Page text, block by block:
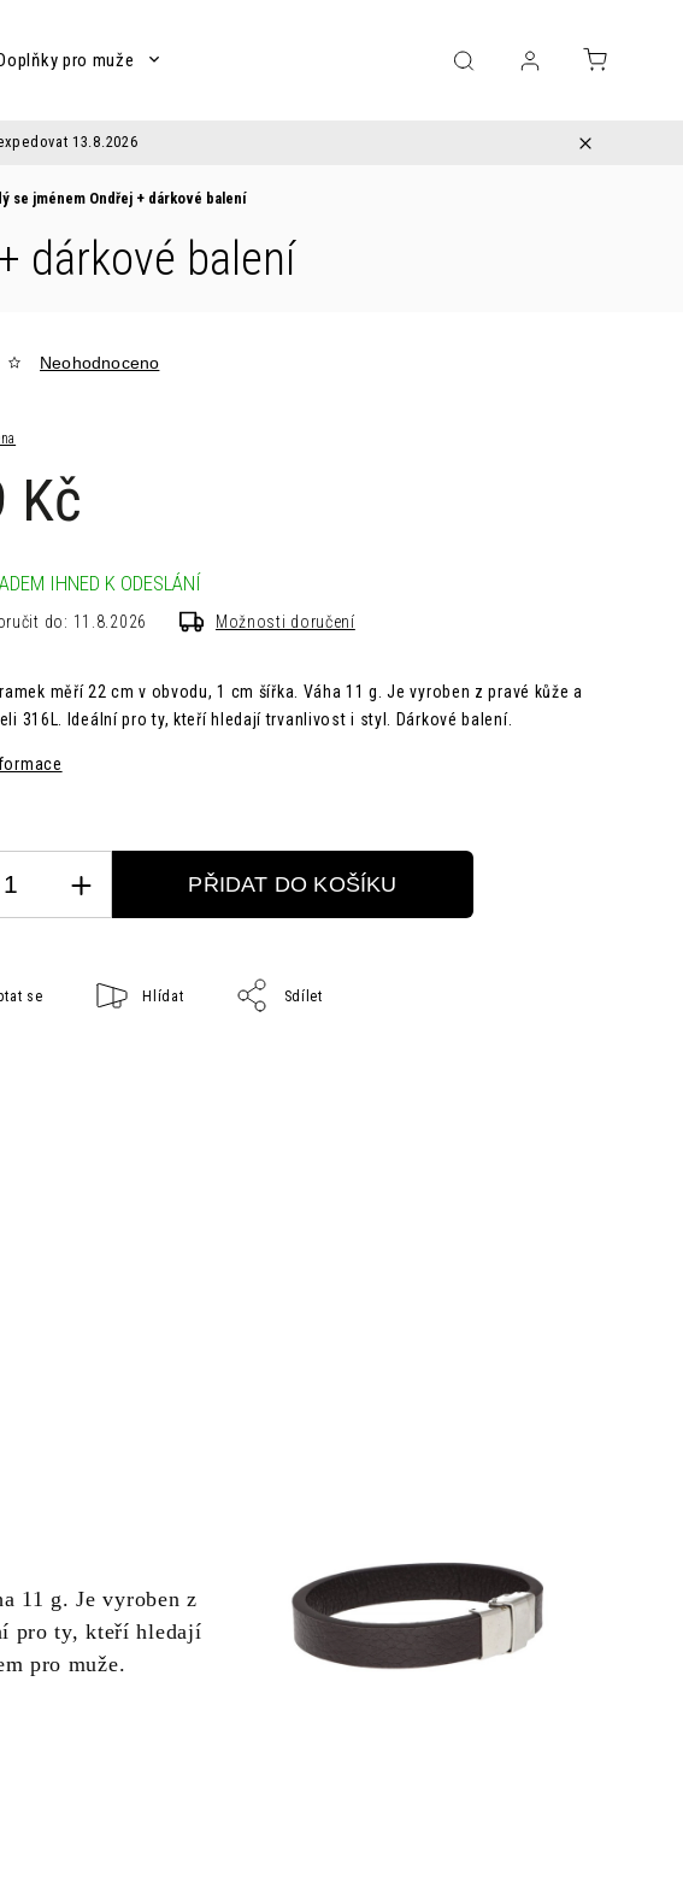
pro muže Výprodej Bižuterie
13.8.2026
se jménem Ondřej + dárkové balení
+ dárkové balení
Neohodnoceno
Kč
měří 22 cm v obvodu, 1 cm šířka. Váha 11 g. Je vyroben z pravé kůže a
316L. Ideální pro ty, kteří hledají trvanlivost i styl. Dárkové balení.
IHNED K ODESLÁNÍ
do: 11.8.2026 Možnosti doručení
PŘIDAT DO KOŠÍKU
se Hlídat Sdílet
11 g. Je vyroben z
pro ty, kteří hledají
pro muže.